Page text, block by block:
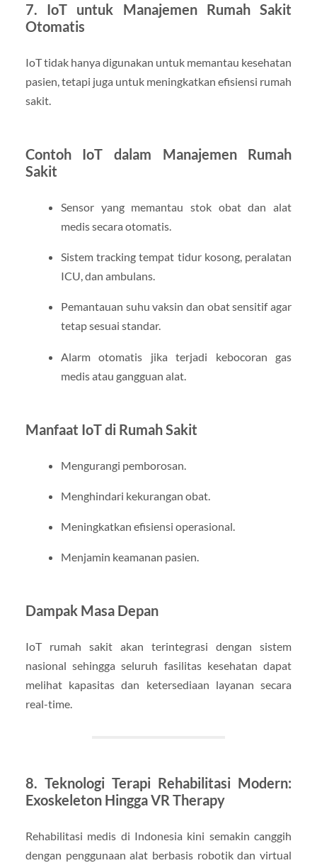
7. IoT untuk Manajemen Rumah Sakit
Otomatis
IoT tidak hanya digunakan untuk memantau kesehatan
pasien, tetapi juga untuk meningkatkan efisiensi rumah
sakit.
Contoh IoT dalam Manajemen Rumah
Sakit
Sensor yang memantau stok obat dan alat
medis secara otomatis.
Sistem tracking tempat tidur kosong, peralatan
ICU, dan ambulans.
Pemantauan suhu vaksin dan obat sensitif agar
tetap sesuai standar.
Alarm otomatis jika terjadi kebocoran gas
medis atau gangguan alat.
Manfaat IoT di Rumah Sakit
Mengurangi pemborosan.
Menghindari kekurangan obat.
Meningkatkan efisiensi operasional.
Menjamin keamanan pasien.
Dampak Masa Depan
IoT rumah sakit akan terintegrasi dengan sistem
nasional sehingga seluruh fasilitas kesehatan dapat
melihat kapasitas dan ketersediaan layanan secara
real-time.
8. Teknologi Terapi Rehabilitasi Modern:
Exoskeleton Hingga VR Therapy
Rehabilitasi medis di Indonesia kini semakin canggih
dengan penggunaan alat berbasis robotik dan virtual